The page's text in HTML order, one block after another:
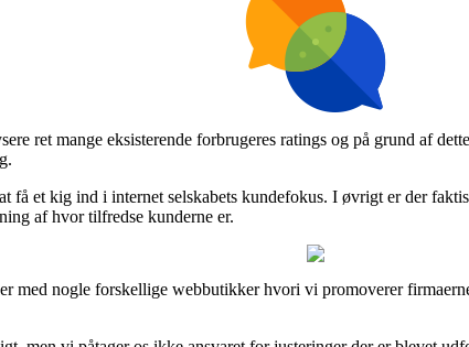
ret mange eksisterende forbrugeres ratings og på grund af
få et kig ind i internet selskabets kundefokus. I øvrigt er der
af hvor tilfredse kunderne er.
med nogle forskellige webbutikker hvori vi promoverer